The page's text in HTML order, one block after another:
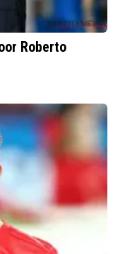
Roberto